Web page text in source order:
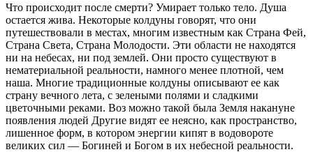
Что происходит после смерти? Умирает только тело. Душа
остается жива. Некоторые колдуны говорят, что они
путешествовали в местах, многим известным как Страна Фей,
Страна Света, Страна Молодости. Эти об­ласти не находятся
ни на небесах, ни под землей. Они просто существуют в
нематериальной реальности, на­много менее плотной, чем
наша. Многие традиционные колдуны описывают ее как
страну вечного лета, с зелеными полями и сладкими
цветочными реками. Воз можно такой была Земля накануне
появления людей Другие видят ее неясно, как пространство,
лишенное форм, в котором энергии кипят в водовороте
великих сил — Богиней и Богом в их небесной реальности.